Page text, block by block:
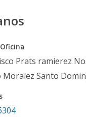
Prats ramierez
Moralez Santo